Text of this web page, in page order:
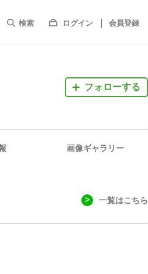
検索 ログイン 会員登録
フォローする
画像ギャラリー
一覧はこちら